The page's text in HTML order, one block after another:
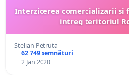
Interzicerea comercializarii si
intreg teritoriul
Stelian Petruta
62 749 semnături
2 Jan 2020